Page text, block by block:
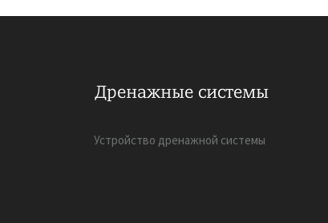
Устройство дренажной системы